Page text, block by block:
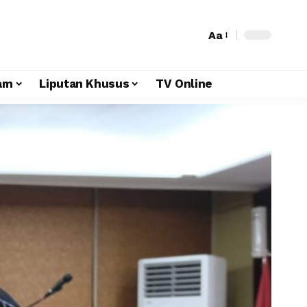
Aa
Liputan Khusus TV Online